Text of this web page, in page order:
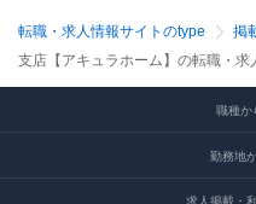
転職・求人情報サイトのtype 掲
支店【アキュラホーム】の転職・求
職種か
勤務地
求人掲載・